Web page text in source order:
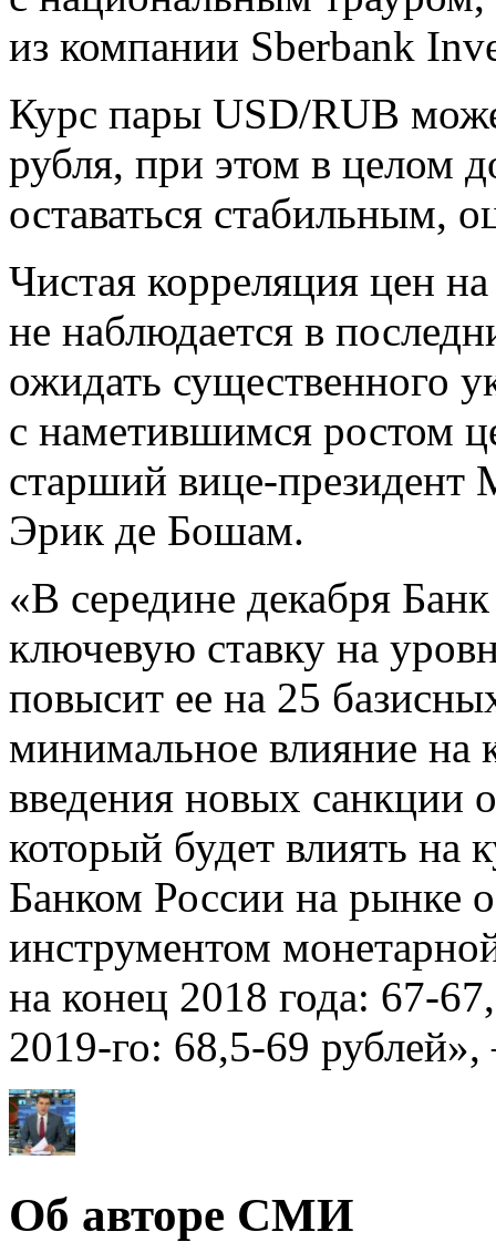
из компании Sberbank
Курс пары USD/RUB
рубля, при этом в целом
оставаться стабильным,
Чистая корреляция цен
не наблюдается в
ожидать существенного
с наметившимся ростом
старший вице-президент
Эрик де Бошам.
«В середине декабря
ключевую ставку на
повысит ее на 25
минимальное влияние на
введения новых санкции
который будет влиять на
Банком России на рынке
инструментом
на конец 2018 года: 67-
2019-го: 68,5-69
Об авторе СМИ